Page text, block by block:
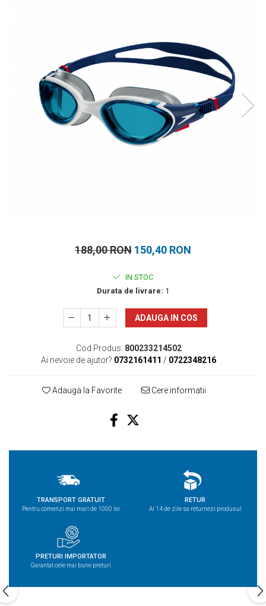
Tricouri, pantaloni, bluze
Costume profesionale inot
188,00 RON 150,40 RON
IN STOC
Durata de livrare: 1
ADAUGA IN COS
Cod Produs: 800233214502
Ai nevoie de ajutor? 0732161411 / 0722348216
Adauga la Favorite Cere informatii
TRANSPORT GRATUIT
Pentru comenzi mai mari de 1000 lei
RETUR
Ai 14 de zile sa returnezi produsul
PRETURI IMPORTATOR
Garantat cele mai bune preturi